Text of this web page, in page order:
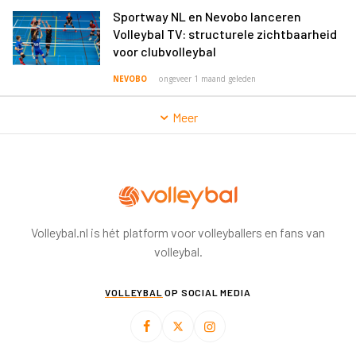
Sportway NL en Nevobo lanceren
Volleybal TV: structurele zichtbaarheid
voor clubvolleybal
NEVOBO ongeveer 1 maand geleden
Meer
Volleybal.nl is hét platform voor volleyballers en fans van
volleybal.
VOLLEYBAL OP SOCIAL MEDIA